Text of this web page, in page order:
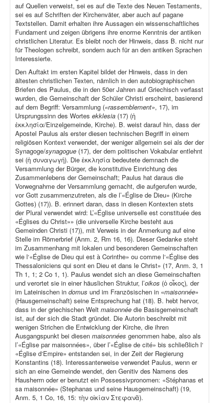
auf Quellen verweist, sei es auf die Texte des Neuen Testaments,
sei es auf Schriften der Kirchenväter, aber auch auf pagane
Textstellen. Damit erhalten ihre Aussagen ein wissenschaftliches
Fundament und zeigen übrigens ihre enorme Kenntnis der antiken
christlichen Literatur. Es bleibt noch der Hinweis, dass B. nicht nur
für Theologen schreibt, sondern auch für an den antiken Sprachen
Interessierte.
Den Auftakt im ersten Kapitel bildet der Hinweis, dass in den
ältesten christlichen Texten, nämlich in den autobiographischen
Briefen des Paulus, die in den 50er Jahren auf Griechisch verfasst
wurden, die Gemeinschaft der Schüler Christi erscheint, basierend
auf dem Begriff: Versammlung («rassemblement», 17), im
Ursprungssinn des Wortes ekklesia (17) (ἡ
ἐκκλησία/Einzelgemeinde, Kirche). B. weist darauf hin, dass der
Apostel Paulus als erster diesen technischen Begriff in einem
religiösen Kontext verwendet, der weniger allgemein sei als der der
Synagoge/synagogue (17), der dem politischen Vokabular entlehnt
sei (ἡ συναγωγή). Die ἐκκλησία bedeutete demnach die
Versammlung der Bürger, die konstitutive Einrichtung des
Zusammenlebens der Gemeinschaft; Paulus hat daraus die
Vorwegnahme der Versammlung gemacht, die aufgerufen wurde,
vor Gott zusammenzutreten, als die l’«Église de Dieu» (Kirche
Gottes) (17)). B. erinnert daran, dass in diesen Kontexten stets
der Plural verwendet wird: L’«Église universelle est constituée des
«Églises du Christ»» (die universelle Kirche besteht aus
Gemeinden Christi (17)), mit Verweis in der Anmerkung auf eine
Stelle im Römerbrief (Anm. 2, Rm 16, 16). Dieser Gedanke steht
im Zusammenhang mit lokalen und besonderen Gemeinschaften
wie l‘«Église de Dieu qui est à Corinthe» ou comme l‘«Église des
Thessaloniciens qui sont en Dieu et dans le Christ» (17, Anm. 3, 1
Th 1, 1; 2 Co 1, 1). Paulus wendet sich an diese Gemeinschaften
und verortet sie in einer häuslichen Struktur, l’oikos (ὁ οἶκος), der
im Lateinischen in domus und im Französischen in «maisonnée»
(Hausgemeinschaft) seine Entsprechung hat (18). B. hebt hervor,
dass in der griechischen Welt maisonnée die Basisgemeinschaft
ist, auf der sich die Stadt gründet. Die Autorin beschreibt mit
wenigen Strichen die Entwicklung der Kirche, die ihren
Ausgangspunkt bei diesen maisonnées genommen habe, also als
l’«Église par maisonnées», über l’«Église de cité» bis schließlich l‘
«Église d‘Empire» entstanden sei, in der Zeit der Regierung
Konstantins (18). Interessanterweise verwendet Paulus, wenn er
sich an eine Gemeinde wendet, den Genitiv des Namens des
Hausherrn oder er benutzt ein Possessivpronomen: «Stéphanas et
sa maisonnée» (Stephanas und seine Hausgemeinschaft) (19,
Anm. 5, 1 Co, 16, 15: τὴν οἰκίαν Στεφανᾶ).